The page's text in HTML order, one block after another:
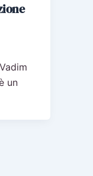
un